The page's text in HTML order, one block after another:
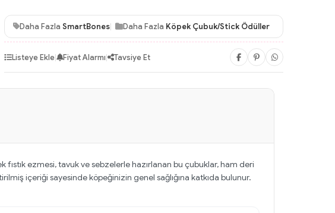
Daha Fazla SmartBones Daha Fazla Köpek Çubuk/Stick Ödüller
Listeye Ekle| Fiyat Alarmı| Tavsiye Et
fıstık ezmesi, tavuk ve sebzelerle hazırlanan bu çubuklar, ham deri
içeriği sayesinde köpeğinizin genel sağlığına katkıda bulunur.